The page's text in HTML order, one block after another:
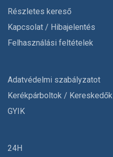
Részletes kereső
Kapcsolat / Hibajelentés
Felhasználási feltételek
Adatvédelmi szabályzatot
Kerékpárboltok / Kereskedők
GYIK
24H